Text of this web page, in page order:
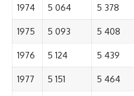
1974 5 064 5 378
1975 5 093 5 408
1976 5 124 5 439
1977 5 151 5 464